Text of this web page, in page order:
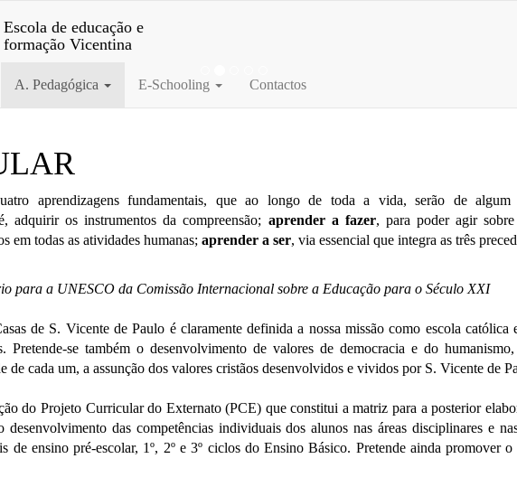
Escola de educação e
formação Vicentina
A. Pedagógica E-Schooling Contactos
aprendizagens fundamentais, que ao longo de toda a vida, serão de
adquirir os instrumentos da compreensão; aprender a fazer, para poder agir
em todas as atividades humanas; aprender a ser, via essencial que integra as três
para a UNESCO da Comissão Internacional sobre a Educação para o Século XXI
de S. Vicente de Paulo é claramente definida a nossa missão como escola
Pretende-se também o desenvolvimento de valores de democracia e do
de cada um, a assunção dos valores cristãos desenvolvidos e vividos por S. Vicente de
do Projeto Curricular do Externato(PCE) que constitui a matriz para a posterior
desenvolvimento das competências individuais dos alunos nas áreas disciplinares e
de ensino pré-escolar, 1º, 2º e 3º ciclos do Ensino Básico. Pretende ainda promover